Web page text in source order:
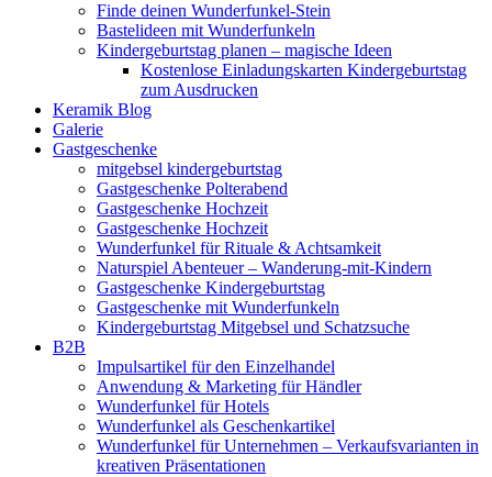
Finde deinen Wunderfunkel-Stein
Bastelideen mit Wunderfunkeln
Kindergeburtstag planen – magische Ideen
Kostenlose Einladungskarten Kindergeburtstag
zum Ausdrucken
Keramik Blog
Galerie
Gastgeschenke
mitgebsel kindergeburtstag
Gastgeschenke Polterabend
Gastgeschenke Hochzeit
Gastgeschenke Hochzeit
Wunderfunkel für Rituale & Achtsamkeit
Naturspiel Abenteuer – Wanderung-mit-Kindern
Gastgeschenke Kindergeburtstag
Gastgeschenke mit Wunderfunkeln
Kindergeburtstag Mitgebsel und Schatzsuche
B2B
Impulsartikel für den Einzelhandel
Anwendung & Marketing für Händler
Wunderfunkel für Hotels
Wunderfunkel als Geschenkartikel
Wunderfunkel für Unternehmen – Verkaufsvarianten in
kreativen Präsentationen